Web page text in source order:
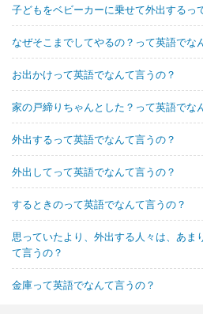
子どもをベビーカーに乗せて外出するっ
なぜそこまでしてやるの？って英語でな
お出かけって英語でなんて言うの？
家の戸締りちゃんとした？って英語でな
外出するって英語でなんて言うの？
外出してって英語でなんて言うの？
するときのって英語でなんて言うの？
思っていたより、外出する人々は、あま
て言うの？
金庫って英語でなんて言うの？